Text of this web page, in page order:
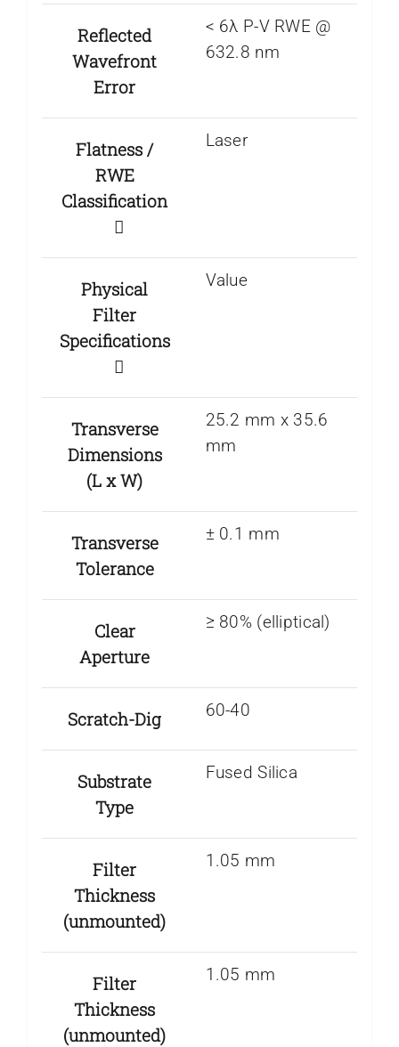
Reflected
Wavefront
Error
< 6λ P-V RWE @
632.8 nm
Flatness /
RWE
Classification
Laser
Physical
Filter
Specifications
Value
Transverse
Dimensions
(L x W)
25.2 mm x 35.6
mm
Transverse
Tolerance
± 0.1 mm
Clear
Aperture
≥ 80% (elliptical)
Scratch-Dig 60-40
Substrate
Type
Fused Silica
Filter
Thickness
(unmounted)
1.05 mm
Filter
Thickness
(unmounted)
1.05 mm